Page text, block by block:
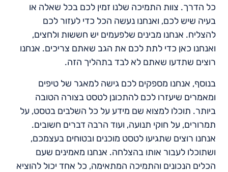
כל הדרך. צוות התמיכה שלנו זמין לכם בכל שאלה או
בעיה שיש לכם, ואנחנו נעשה הכל כדי לעזור לכם
להצליח. אנחנו מבינים שלפעמים יש חששות ולחצים,
ואנחנו כאן כדי לתת לכם את הגב שאתם צריכים. אנחנו
רוצים שתדעו שאתם לא לבד בתהליך הזה.
בנוסף, אנחנו מספקים לכם גישה למאגר של טיפים
ומאמרים שיעזרו לכם להתכונן לטסט בצורה הטובה
ביותר. תוכלו למצוא שם מידע על כל השלבים בטסט, על
תמרורים, על חוקי תנועה, ועוד הרבה דברים חשובים.
אנחנו רוצים שתגיעו לטסט מוכנים ובטוחים בעצמכם,
ושתוכלו לעבור אותו בהצלחה. אנחנו מאמינים שעם
הכלים הנכונים והתמיכה המתאימה, כל אחד יכול להוציא